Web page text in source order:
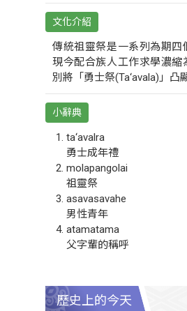
文化介紹
傳統祖靈祭是一系列為期四
現今配合族人工作求學濃縮
別將「勇士祭(Ta‘avala)」凸
小辭典
ta‘avalra
勇士成年禮
molapangolai
祖靈祭
asavasavahe
男性青年
atamatama
父字輩的稱呼
歷史上的今天